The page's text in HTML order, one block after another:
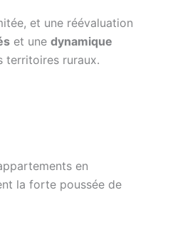
et une réévaluation
et une dynamique
territoires ruraux.
en
la forte poussée de